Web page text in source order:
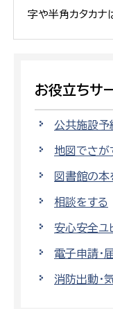
字や半角カタカナ
お役立ちサ
公共施設予
地図でさが
図書館の本
相談をする
安心安全ユ
電子申請・
消防出動・